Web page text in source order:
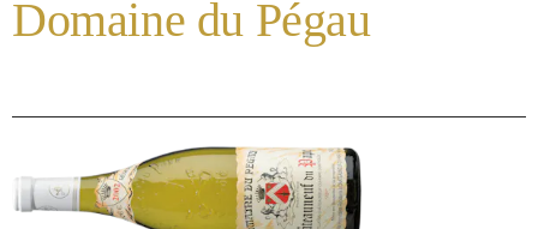
Domaine du Pégau